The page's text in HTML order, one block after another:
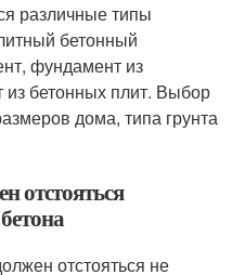
различные типы
бетонный
фундамент из
бетонных плит. Выбор
дома, типа грунта
отстояться
отстояться не